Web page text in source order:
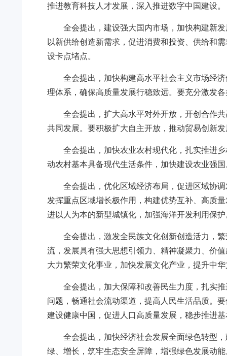
推进教育科技人才发展，深入推进数字中国建设。
全会提出，建设强大国内市场，加快构建新
以新供给创造新需求，促进消费和投资、供给和
设卡点堵点。
全会提出，加快构建高水平社会主义市场经
理体系，确保高质量发展行稳致远。要充分激发
全会提出，扩大高水平对外开放，开创合作
共同发展。要积极扩大自主开放，推动贸易创新
全会提出，加快农业农村现代化，扎实推进
动农村基本具备现代生活条件，加快建设农业强
全会提出，优化区域经济布局，促进区域协
发挥重点区域增长极作用，构建优势互补、高质
进以人为本的新型城镇化，加强海洋开发利用保护
全会提出，激发全民族文化创新创造活力，
流，发展具有强大思想引领力、精神凝聚力、价
大力繁荣文化事业，加快发展文化产业，提升中
全会提出，加大保障和改善民生力度，扎实
问题，畅通社会流动渠道，提高人民生活品质。
建设健康中国，促进人口高质量发展，稳步推进
全会提出，加快经济社会发展全面绿色转型
绿、增长，筑牢生态安全屏障，增强绿色发展动